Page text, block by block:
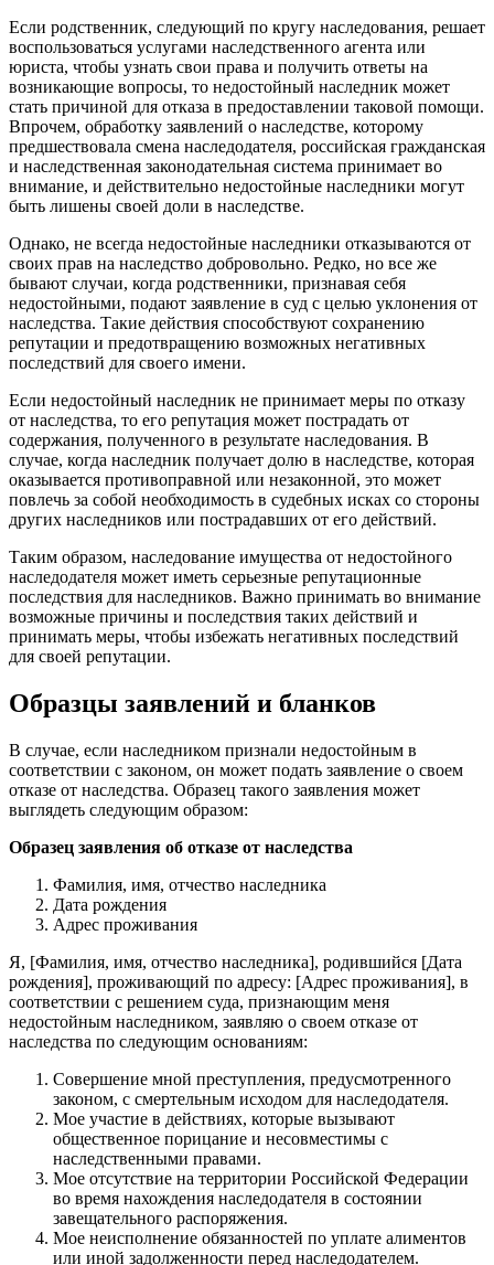
Если родственник, следующий по кругу наследования, решает
воспользоваться услугами наследственного агента или
юриста, чтобы узнать свои права и получить ответы на
возникающие вопросы, то недостойный наследник может
стать причиной для отказа в предоставлении таковой помощи.
Впрочем, обработку заявлений о наследстве, которому
предшествовала смена наследодателя, российская гражданская
и наследственная законодательная система принимает во
внимание, и действительно недостойные наследники могут
быть лишены своей доли в наследстве.
Однако, не всегда недостойные наследники отказываются от
своих прав на наследство добровольно. Редко, но все же
бывают случаи, когда родственники, признавая себя
недостойными, подают заявление в суд с целью уклонения от
наследства. Такие действия способствуют сохранению
репутации и предотвращению возможных негативных
последствий для своего имени.
Если недостойный наследник не принимает меры по отказу
от наследства, то его репутация может пострадать от
содержания, полученного в результате наследования. В
случае, когда наследник получает долю в наследстве, которая
оказывается противоправной или незаконной, это может
повлечь за собой необходимость в судебных исках со стороны
других наследников или пострадавших от его действий.
Таким образом, наследование имущества от недостойного
наследодателя может иметь серьезные репутационные
последствия для наследников. Важно принимать во внимание
возможные причины и последствия таких действий и
принимать меры, чтобы избежать негативных последствий
для своей репутации.
Образцы заявлений и бланков
В случае, если наследником признали недостойным в
соответствии с законом, он может подать заявление о своем
отказе от наследства. Образец такого заявления может
выглядеть следующим образом:
Образец заявления об отказе от наследства
Фамилия, имя, отчество наследника
Дата рождения
Адрес проживания
Я, [Фамилия, имя, отчество наследника], родившийся [Дата
рождения], проживающий по адресу: [Адрес проживания], в
соответствии с решением суда, признающим меня
недостойным наследником, заявляю о своем отказе от
наследства по следующим основаниям:
Совершение мной преступления, предусмотренного
законом, с смертельным исходом для наследодателя.
Мое участие в действиях, которые вызывают
общественное порицание и несовместимы с
наследственными правами.
Мое отсутствие на территории Российской Федерации
во время нахождения наследодателя в состоянии
завещательного распоряжения.
Мое неисполнение обязанностей по уплате алиментов
или иной задолженности перед наследодателем.